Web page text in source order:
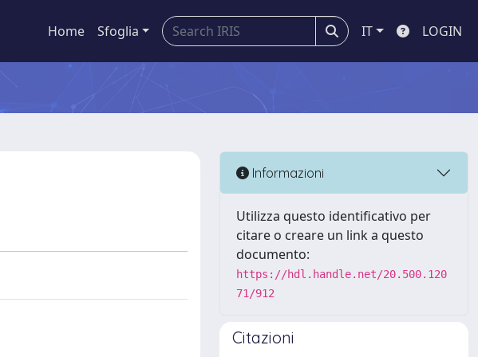
Home Sfoglia IT LOGIN
Informazioni
Utilizza questo identificativo per
citare o creare un link a questo
documento:
https://hdl.handle.net/20.500.120
71/912
Citazioni